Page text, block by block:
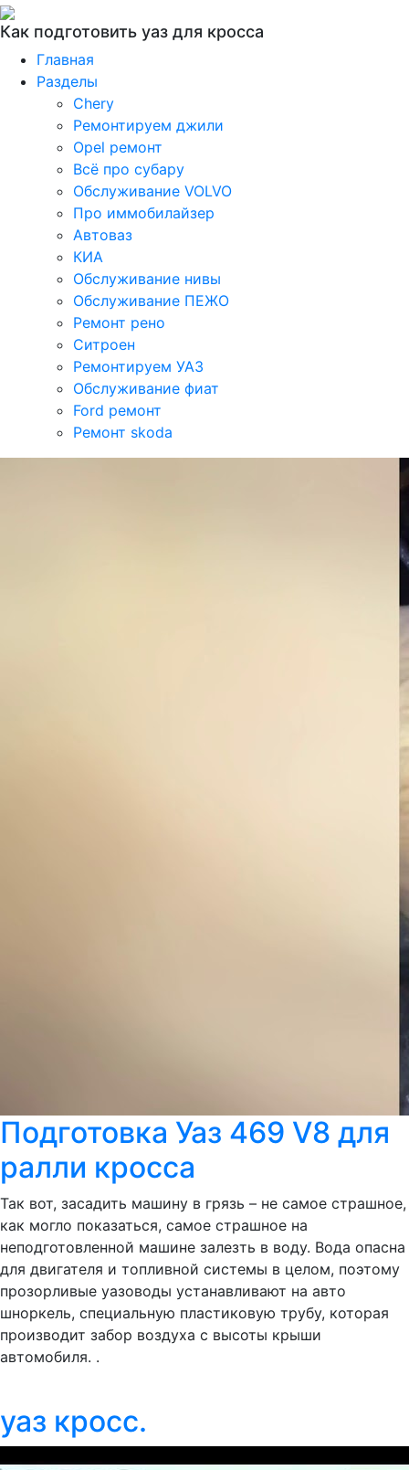
Как подготовить уаз для кросса
Главная
Разделы
Chery
Ремонтируем джили
Opel ремонт
Всё про субару
Обслуживание VOLVO
Про иммобилайзер
Автоваз
КИА
Обслуживание нивы
Обслуживание ПЕЖО
Ремонт рено
Ситроен
Ремонтируем УАЗ
Обслуживание фиат
Ford ремонт
Ремонт skoda
Подготовка Уаз 469 V8 для
ралли кросса
Так вот, засадить машину в грязь – не самое страшное,
как могло показаться, самое страшное на
неподготовленной машине залезть в воду. Вода опасна
для двигателя и топливной системы в целом, поэтому
прозорливые уазоводы устанавливают на авто
шноркель, специальную пластиковую трубу, которая
производит забор воздуха с высоты крыши
автомобиля. .
уаз кросс.